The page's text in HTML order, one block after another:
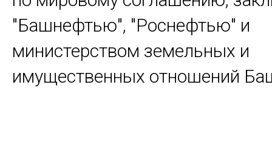
"Башнефтью", "Роснефтью" и
министерством земельных и
имущественных отношений